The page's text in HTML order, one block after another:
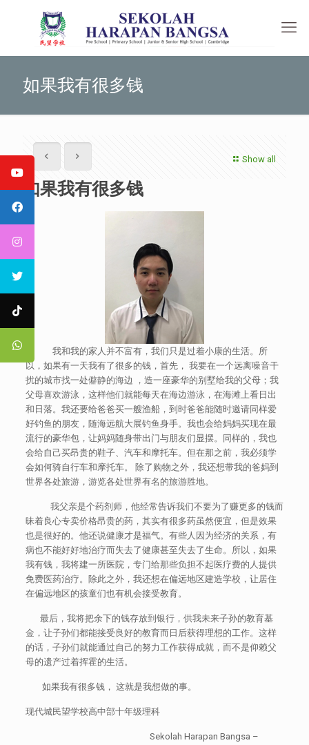
如果我有很多钱
Show all
如果我有很多钱
我和我的家人并不富有，我们只是过着小康的生活。所
以，如果有一天我有了很多的钱，首先， 我要在一个远离噪音干
扰的城市找一处僻静的海边 ，造一座豪华的别墅给我的父母；我
父母喜欢游泳，这样他们就能每天在海边游泳，在海滩上看日出
和日落。我还要给爸爸买一艘渔船，到时爸爸能随时邀请同样爱
好钓鱼的朋友，随海远航大展钓鱼身手。我也会给妈妈买现在最
流行的豪华包，让妈妈随身带出门与朋友们显摆。同样的，我也
会给自己买昂贵的鞋子、汽车和摩托车。但在那之前，我必须学
会如何骑自行车和摩托车。 除了购物之外，我还想带我的爸妈到
世界各处旅游，游览各处世界有名的旅游胜地。
我父亲是个药剂师，他经常告诉我们不要为了赚更多的钱而
昧着良心专卖价格昂贵的药，其实有很多药虽然便宜，但是效果
也是很好的。他还说健康才是福气。有些人因为经济的关系，有
病也不能好好地治疗而失去了健康甚至失去了生命。所以，如果
我有钱，我将建一所医院，专门给那些负担不起医疗费的人提供
免费医药治疗。除此之外，我还想在偏远地区建造学校，让居住
在偏远地区的孩童们也有机会接受教育。
最后，我将把余下的钱存放到银行，供我未来子孙的教育基
金，让子孙们都能接受良好的教育而日后获得理想的工作。这样
的话，子孙们就能通过自己的努力工作获得成就，而不是仰赖父
母的遗产过着挥霍的生活。
如果我有很多钱， 这就是我想做的事。
现代城民望学校高中部十年级理科
Sekolah Harapan Bangsa –